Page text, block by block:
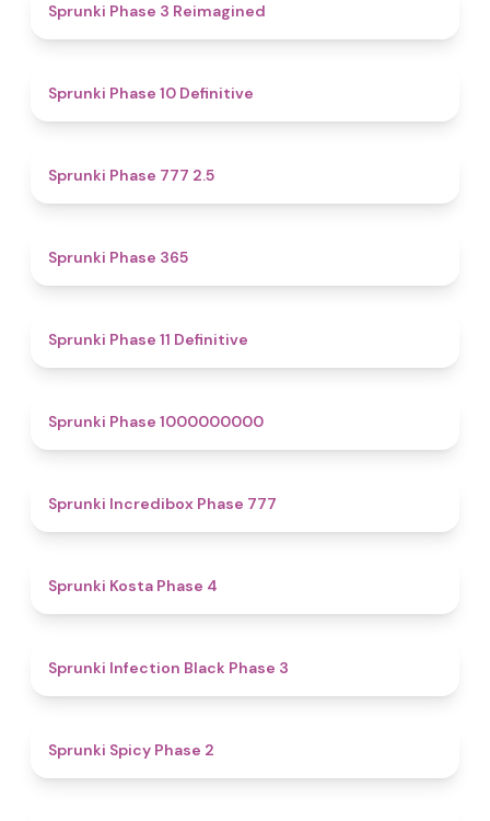
Sprunki Phase 3 Reimagined
Sprunki Phase 10 Definitive
Sprunki Phase 777 2.5
Sprunki Phase 365
Sprunki Phase 11 Definitive
Sprunki Phase 1000000000
Sprunki Incredibox Phase 777
Sprunki Kosta Phase 4
Sprunki Infection Black Phase 3
Sprunki Spicy Phase 2